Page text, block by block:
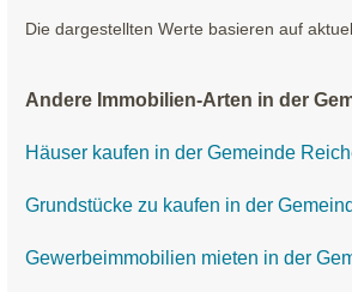
Die dargestellten Werte basieren auf
Andere Immobilien-Arten in der
Häuser kaufen in der Gemeinde
Grundstücke zu kaufen in der
Gewerbeimmobilien mieten in der